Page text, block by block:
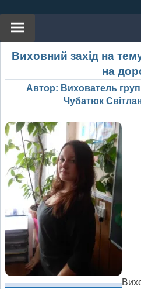
Виховний захід на
на
Автор: Вихователь
Чубатюк